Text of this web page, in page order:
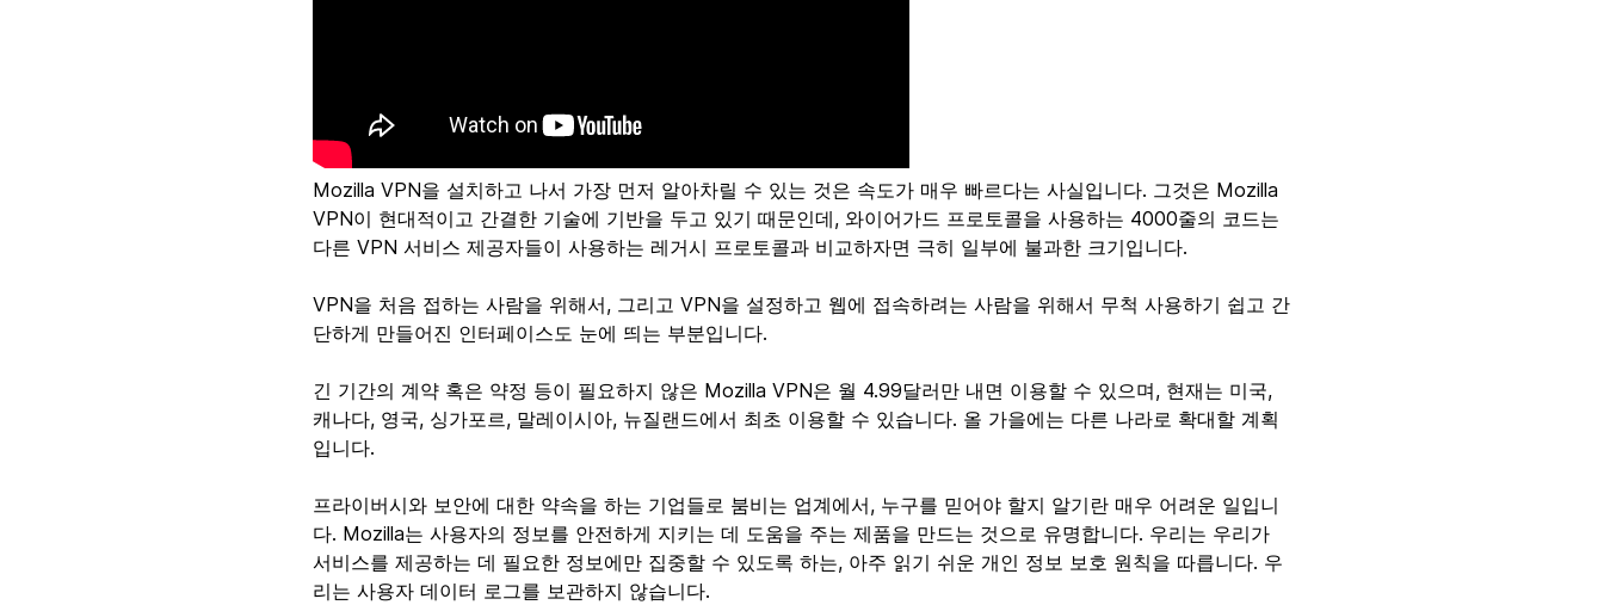
Mozilla VPN을 설치하고 나서 가장 먼저 알아차릴 수 있는 것은 속도가 매우 빠르다는 사실입니다. 그것은 Mozilla
VPN이 현대적이고 간결한 기술에 기반을 두고 있기 때문인데, 와이어가드 프로토콜을 사용하는 4000줄의 코드는
다른 VPN 서비스 제공자들이 사용하는 레거시 프로토콜과 비교하자면 극히 일부에 불과한 크기입니다.
VPN을 처음 접하는 사람을 위해서, 그리고 VPN을 설정하고 웹에 접속하려는 사람을 위해서 무척 사용하기 쉽고 간
단하게 만들어진 인터페이스도 눈에 띄는 부분입니다.
긴 기간의 계약 혹은 약정 등이 필요하지 않은 Mozilla VPN은 월 4.99달러만 내면 이용할 수 있으며, 현재는 미국,
캐나다, 영국, 싱가포르, 말레이시아, 뉴질랜드에서 최초 이용할 수 있습니다. 올 가을에는 다른 나라로 확대할 계획
입니다.
프라이버시와 보안에 대한 약속을 하는 기업들로 붐비는 업계에서, 누구를 믿어야 할지 알기란 매우 어려운 일입니
다. Mozilla는 사용자의 정보를 안전하게 지키는 데 도움을 주는 제품을 만드는 것으로 유명합니다. 우리는 우리가
서비스를 제공하는 데 필요한 정보에만 집중할 수 있도록 하는, 아주 읽기 쉬운 개인 정보 보호 원칙을 따릅니다. 우
리는 사용자 데이터 로그를 보관하지 않습니다.